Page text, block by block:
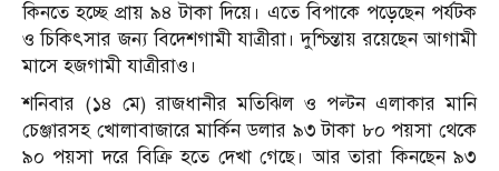
কিনতে হচ্ছে প্রায় ৯৪ টাকা দিয়ে। এতে বিপাকে পড়েছেন পর্যটক
ও চিকিৎসার জন্য বিদেশগামী যাত্রীরা। দুশ্চিন্তায় রয়েছেন আগামী
মাসে হ্জগামী যাত্রীরাও।
শনিবার (১৪ মে) রাজধানীর মতিঝিল ও পল্টন এলাকার মানি
চেঞ্জারসহ খোলাবাজারে মার্কিন ডলার ৯৩ টাকা ৮০ পয়সা থেকে
৯০ পয়সা দরে বিক্রি হতে দেখা গেছে। আর তারা কিনছেন ৯৩